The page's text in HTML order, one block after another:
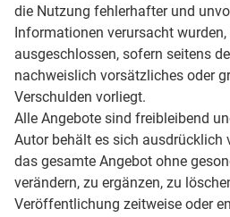
die Nutzung fehlerhafter und
Informationen verursacht
ausgeschlossen, sofern seitens
nachweislich vorsätzliches oder
Verschulden vorliegt.
Alle Angebote sind freibleibend
Autor behält es sich ausdrücklich
das gesamte Angebot ohne
verändern, zu ergänzen, zu
Veröffentlichung zeitweise oder